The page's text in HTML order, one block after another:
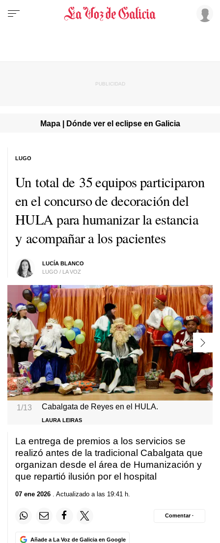
Mapa | Dónde ver el eclipse en Galicia
Un total de 35 equipos participaron
en el concurso de decoración del
HULA para humanizar la estancia
y acompañar a los pacientes
LUCÍA BLANCO
LUGO / LA VOZ
LUGO
1/13 Cabalgata de Reyes en el HULA.
LAURA LEIRAS
La entrega de premios a los servicios se
realizó antes de la tradicional Cabalgata que
organizan desde el área de Humanización y
que repartió ilusión por el hospital
07 ene 2026 . Actualizado a las 19:41 h.
Añade a La Voz de Galicia en Google
Comentar ·